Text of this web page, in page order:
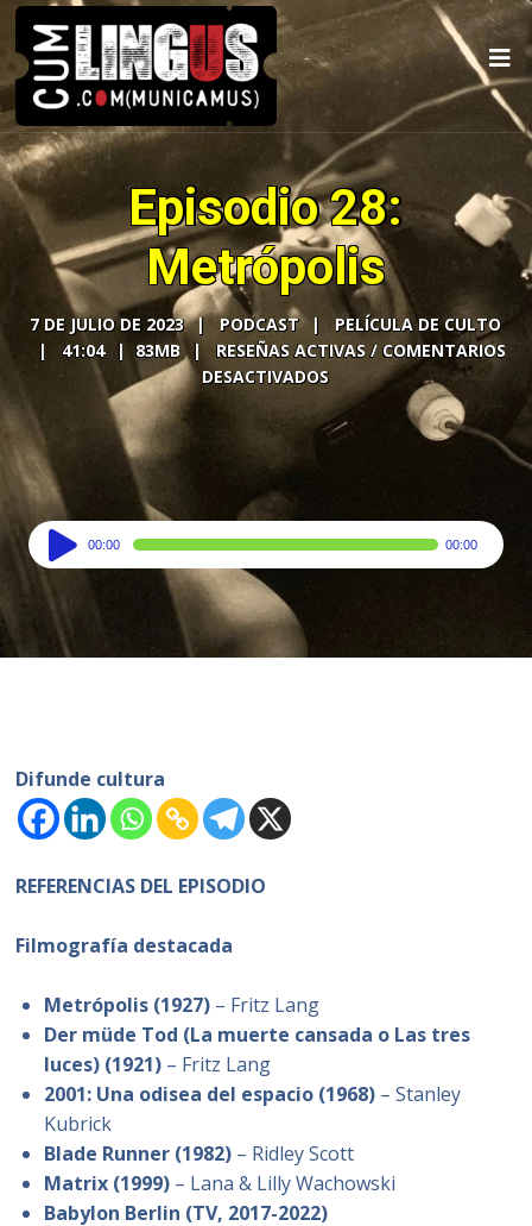
Episodio 28:
Metrópolis
7 DE JULIO DE 2023 PODCAST
PELÍCULA DE CULTO
41:04
83MB
COMENTARIOS
DESACTIVADOS
Audio
Player
00:00 00:00
Difunde cultura
REFERENCIAS DEL EPISODIO
Filmografía destacada
Metrópolis (1927) – Fritz Lang
Der müde Tod (La muerte cansada o Las tres
luces) (1921) – Fritz Lang
2001: Una odisea del espacio (1968) – Stanley
Kubrick
Blade Runner (1982) – Ridley Scott
Matrix (1999) – Lana & Lilly Wachowski
Babylon Berlin (TV, 2017-2022)